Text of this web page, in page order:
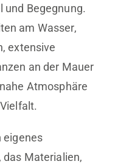
und Begegnung.
am Wasser,
extensive
an der Mauer
Atmosphäre
eigenes
Materialien,